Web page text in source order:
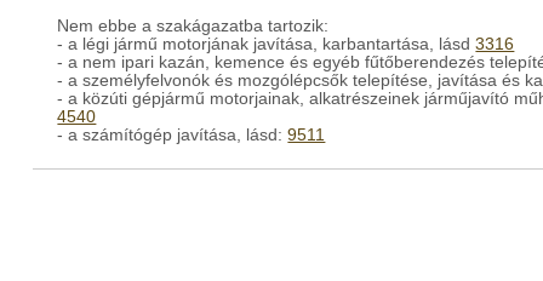
Nem ebbe a szakágazatba tartozik:
- a légi jármű motorjának javítása, karbantartása, lásd3316
- a nem ipari kazán, kemence és egyéb fűtőberendezés
- a személyfelvonók és mozgólépcsők telepítése, javítása és
- a közúti gépjármű motorjainak, alkatrészeinek járműjavító
4540
- a számítógép javítása, lásd:9511